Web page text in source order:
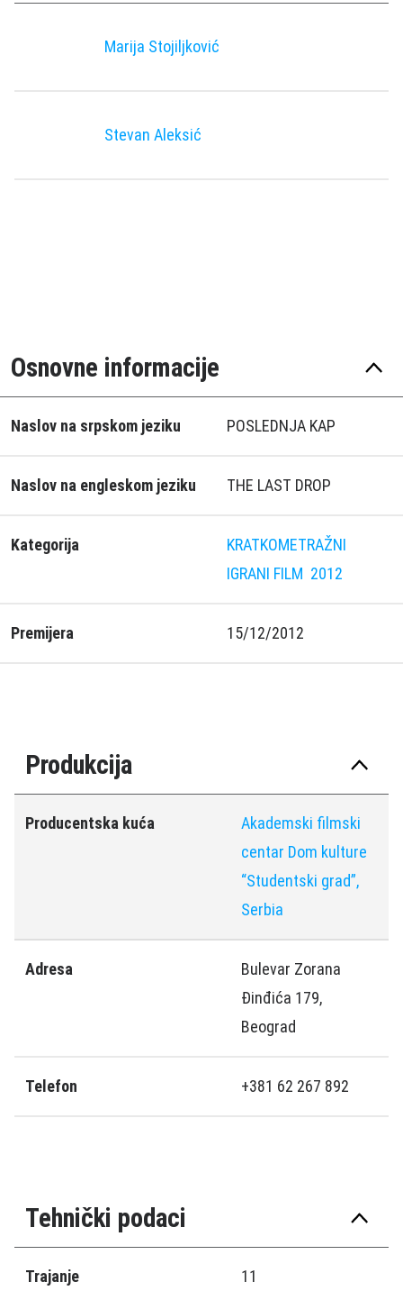
Marija Stojiljković
Stevan Aleksić
Osnovne informacije
Naslov na srpskom jeziku POSLEDNJA KAP
Naslov na engleskom jeziku THE LAST DROP
Kategorija
KRATKOMETRAŽNI
IGRANI FILM 2012
Premijera 15/12/2012
Produkcija
Producentska kuća
Akademski filmski
centar Dom kulture
“Studentski grad”,
Serbia
Adresa
Bulevar Zorana
Đinđića 179,
Beograd
Telefon +381 62 267 892
Tehnički podaci
Trajanje 11